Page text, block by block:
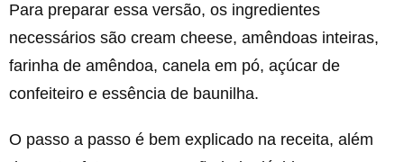
Para preparar essa versão, os ingredientes
necessários são cream cheese, amêndoas inteiras,
farinha de amêndoa, canela em pó, açúcar de
confeiteiro e essência de baunilha.
O passo a passo é bem explicado na receita, além